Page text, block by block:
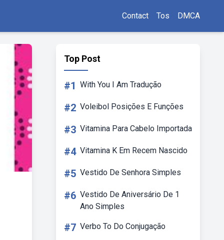
Contact Tos DMCA
Top Post
#1 With You I Am Tradução
#2 Voleibol Posições E Funções
#3 Vitamina Para Cabelo Importada
#4 Vitamina K Em Recem Nascido
#5 Vestido De Senhora Simples
#6 Vestido De Aniversário De 1
Ano Simples
#7 Verbo To Do Conjugação